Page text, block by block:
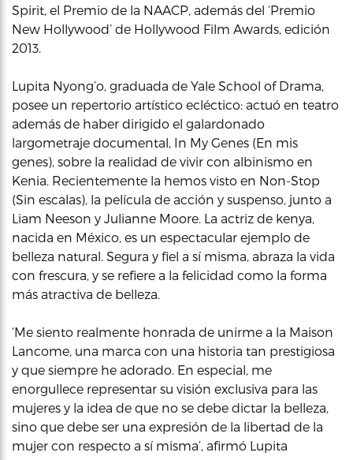
Spirit, el Premio de la NAACP, además del ‘Premio
New Hollywood’ de Hollywood Film Awards, edición
2013.
Lupita Nyong’o, graduada de Yale School of Drama,
posee un repertorio artístico ecléctico: actuó en teatro
además de haber dirigido el galardonado
largometraje documental, In My Genes (En mis
genes), sobre la realidad de vivir con albinismo en
Kenia. Recientemente la hemos visto en Non-Stop
(Sin escalas), la película de acción y suspenso, junto a
Liam Neeson y Julianne Moore. La actriz de kenya,
nacida en México, es un espectacular ejemplo de
belleza natural. Segura y fiel a sí misma, abraza la vida
con frescura, y se refiere a la felicidad como la forma
más atractiva de belleza.
‘Me siento realmente honrada de unirme a la Maison
Lancome, una marca con una historia tan prestigiosa
y que siempre he adorado. En especial, me
enorgullece representar su visión exclusiva para las
mujeres y la idea de que no se debe dictar la belleza,
sino que debe ser una expresión de la libertad de la
mujer con respecto a sí misma’, afirmó Lupita